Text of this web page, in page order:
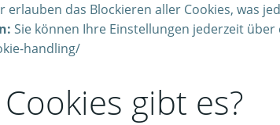
erlauben das Blockieren aller Cookies, was
Sie können Ihre Einstellungen jederzeit über
handling/
gibt es?